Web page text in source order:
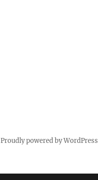
Proudly powered by WordPress